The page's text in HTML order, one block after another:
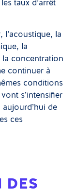
taux d’arrêt
l’acoustique, la
la
la concentration
continuer à
conditions
s’intensifier
aujourd’hui de
ces
DES